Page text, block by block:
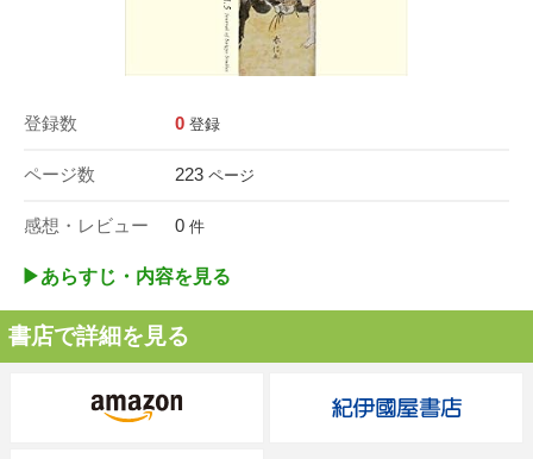
登録数 0 登録
ページ数 223 ページ
感想・レビュー 0 件
▶︎あらすじ・内容を見る
書店で詳細を見る